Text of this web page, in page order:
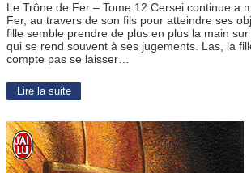
Le Trône de Fer – Tome 12 Cersei continue a
Fer, au travers de son fils pour atteindre ses
fille semble prendre de plus en plus la main
qui se rend souvent à ses jugements. Las, la
compte pas se laisser…
Lire la suite